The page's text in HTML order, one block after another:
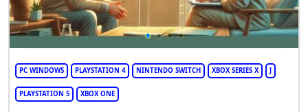
PC WINDOWS PLAYSTATION 4 NINTENDO SWITCH XBOX SERIES X J
PLAYSTATION 5 XBOX ONE